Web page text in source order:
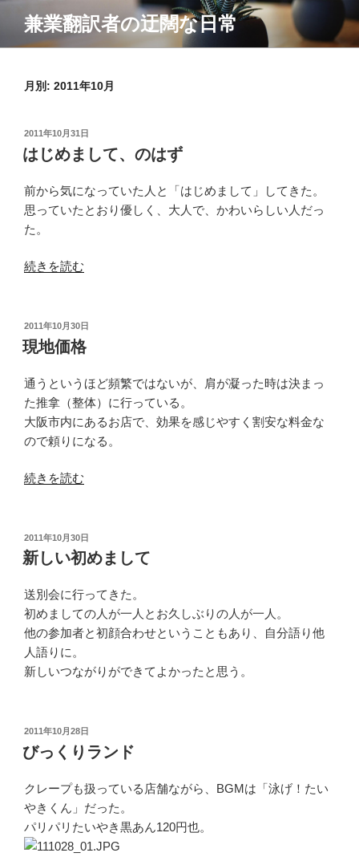
テ
兼業翻訳者の迂闊な日常
月別: 2011年10月
投
稿
日:
2011年10月31日
はじめまして、のはず
前から気になっていた人と「はじめまして」してきた。
思っていたとおり優しく、大人で、かわいらしい人だっ
た。
“は
ま
し
の
は
ず”
の
続きを読む
投
稿
日:
2011年10月30日
現地価格
通うというほど頻繁ではないが、肩が凝った時は決まっ
た推拿（整体）に行っている。
大阪市内にあるお店で、効果を感じやすく割安な料金な
ので頼りになる。
“現
格”
の
続きを読む
投
稿
日:
2011年10月30日
新しい初めまして
送別会に行ってきた。
初めましての人が一人とお久しぶりの人が一人。
他の参加者と初顔合わせということもあり、自分語り他
人語りに。
新しいつながりができてよかったと思う。
投
稿
日:
2011年10月28日
びっくりランド
クレープも扱っている店舗ながら、BGMは「泳げ！たい
やきくん」だった。
パリパリたいやき黒あん120円也。